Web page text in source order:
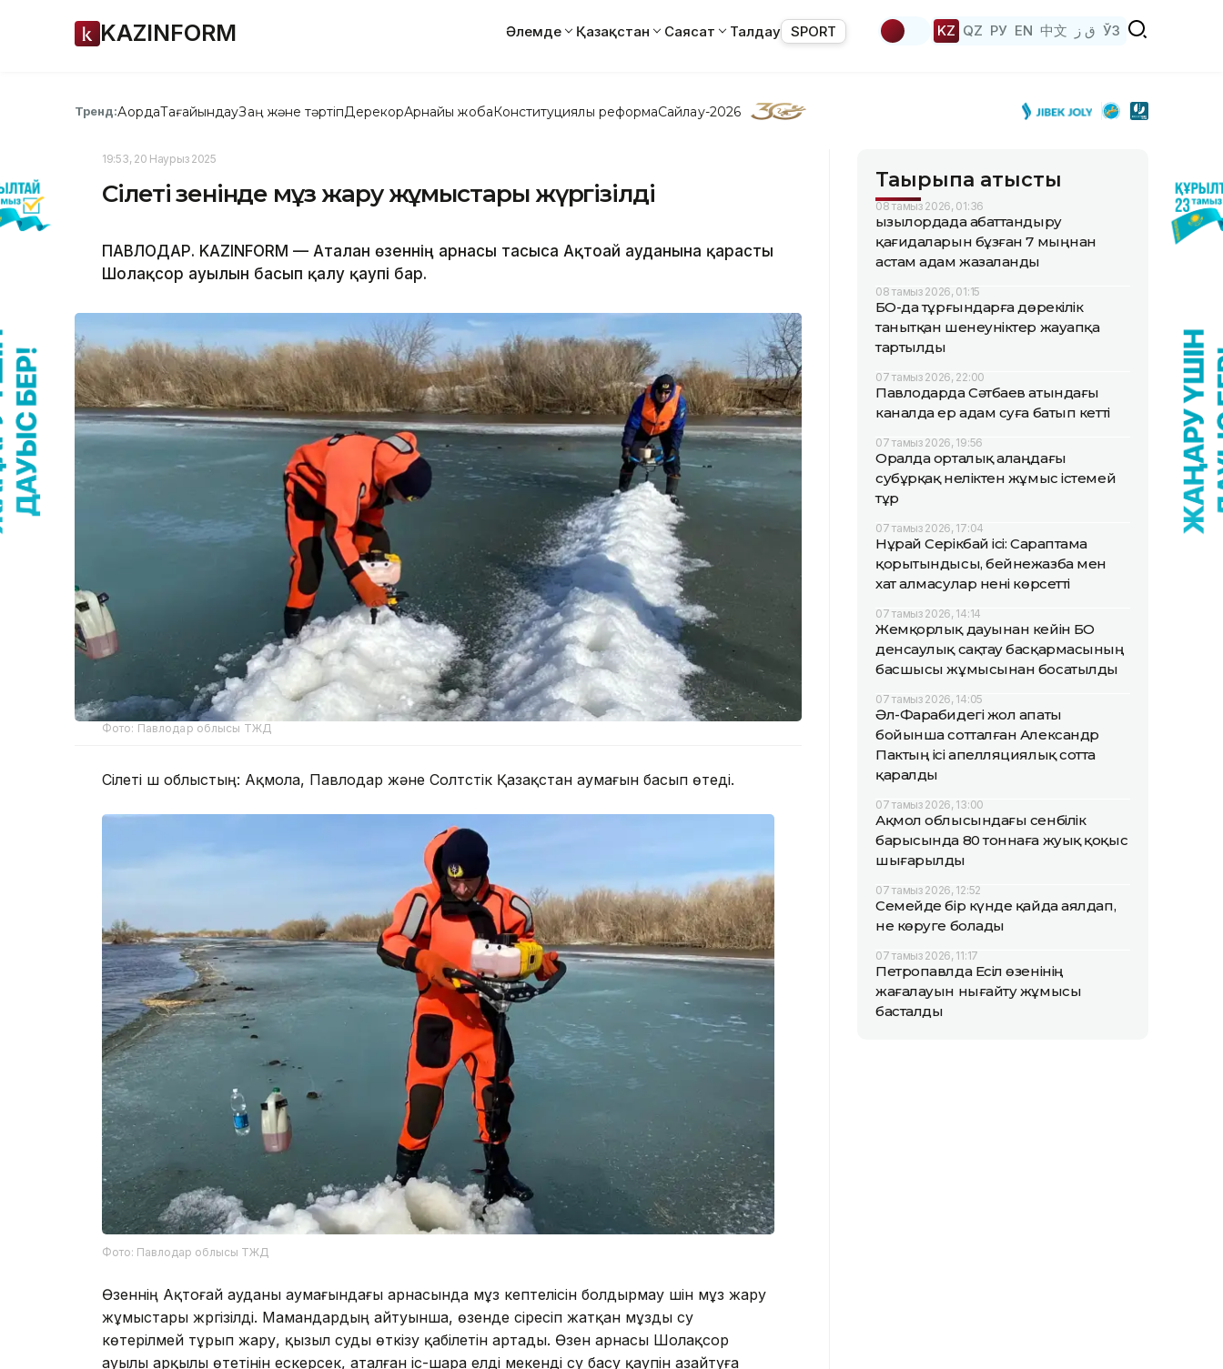
KAZINFORM Әлемде Қазақстан Саясат Талдау SPORT KZ QZ РУ EN 中文 ق ز ЎЗ
Тренд:АқордаТағайындауЗаң және тәртіпДерекқорАрнайы жобаКонституциялық реформаСайлау-2026
19:53, 20 Наурыз 2025
Сілеті өзенінде мұз жару жұмыстары жүргізілді
ПАВЛОДАР. KAZINFORM — Аталған өзеннің арнасы тасыса Ақтоғай ауданына қарасты
Шолақсор ауылын басып қалу қаупі бар.
Фото: Павлодар облысы ТЖД
Сілеті үш облыстың: Ақмола, Павлодар және Солтүстік Қазақстан аумағын басып өтеді.
Фото: Павлодар облысы ТЖД
Өзеннің Ақтоғай ауданы аумағындағы арнасында мұз кептелісін болдырмау үшін мұз жару
жұмыстары жүргізілді. Мамандардың айтуынша, өзенде сіресіп жатқан мұзды су
көтерілмей тұрып жару, қызыл суды өткізу қабілетін артады. Өзен арнасы Шолақсор
ауылы арқылы өтетінін ескерсек, аталған іс-шара елді мекенді су басу қаупін азайтуға
Тақырыпқа қатысты
08 тамыз 2026, 01:36
Қызылордада абаттандыру
қағидаларын бұзған 7 мыңнан
астам адам жазаланды
08 тамыз 2026, 01:15
БҚО-да тұрғындарға дөрекілік
танытқан шенеуніктер жауапқа
тартылды
07 тамыз 2026, 22:00
Павлодарда Сәтбаев атындағы
каналда ер адам суға батып кетті
07 тамыз 2026, 19:56
Оралда орталық алаңдағы
субұрқақ неліктен жұмыс істемей
тұр
07 тамыз 2026, 17:04
Нұрай Серікбай ісі: Сараптама
қорытындысы, бейнежазба мен
хат алмасулар нені көрсетті
07 тамыз 2026, 14:14
Жемқорлық дауынан кейін БҚО
денсаулық сақтау басқармасының
басшысы жұмысынан босатылды
07 тамыз 2026, 14:05
Әл-Фарабидегі жол апаты
бойынша сотталған Александр
Пактың ісі апелляциялық сотта
қаралды
07 тамыз 2026, 13:00
Ақмол облысындағы сенбілік
барысында 80 тоннаға жуық қоқыс
шығарылды
07 тамыз 2026, 12:52
Семейде бір күнде қайда аялдап,
не көруге болады
07 тамыз 2026, 11:17
Петропавлда Есіл өзенінің
жағалауын нығайту жұмысы
басталды